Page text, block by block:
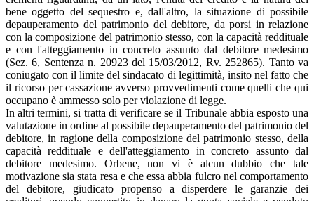
bene oggetto del sequestro e, dall'altro, la situazione di possibile
depauperamento del patrimonio del debitore, da porsi in relazione
con la composizione del patrimonio stesso, con la capacità reddituale
e con l'atteggiamento in concreto assunto dal debitore medesimo
(Sez. 6, Sentenza n. 20923 del 15/03/2012, Rv. 252865). Tanto va
coniugato con il limite del sindacato di legittimità, insito nel fatto che
il ricorso per cassazione avverso provvedimenti come quelli che qui
occupano è ammesso solo per violazione di legge.
In altri termini, si tratta di verificare se il Tribunale abbia esposto una
valutazione in ordine al possibile depauperamento del patrimonio del
debitore, in ragione della composizione del patrimonio stesso, della
capacità reddituale e dell'atteggiamento in concreto assunto dal
debitore medesimo. Orbene, non vi è alcun dubbio che tale
motivazione sia stata resa e che essa abbia fulcro nel comportamento
del debitore, giudicato propenso a disperdere le garanzie dei